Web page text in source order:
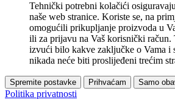
Tehnički potrebni kolačići
naše web stranice. Koriste se, na
omogućili prikupljanje proizvoda u
ili za prijavu na Vaš korisnički račun.
izvući bilo kakve zaključke o Vama i
nikada neće biti proslijeđeni trećim
Spremite postavke Prihvaćam Samo
Politika privatnosti